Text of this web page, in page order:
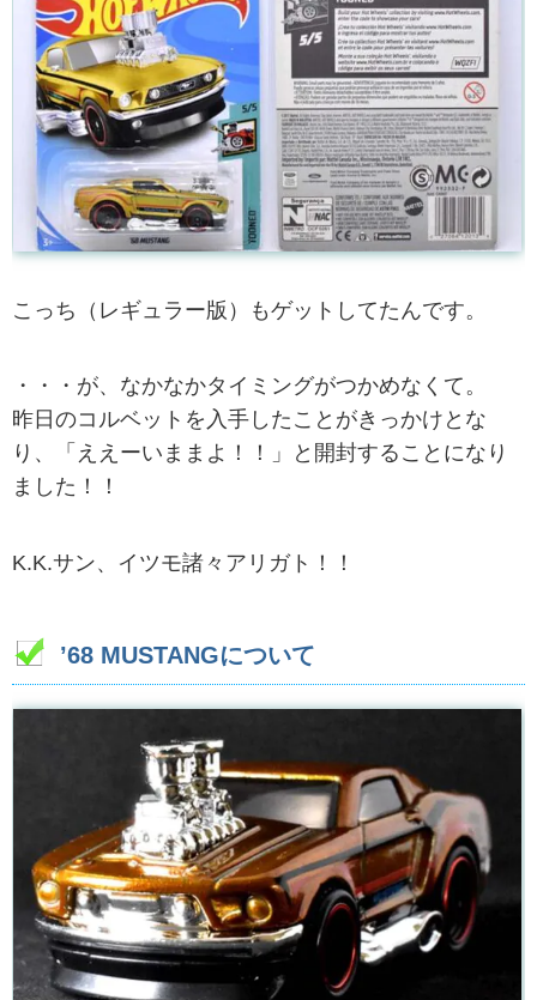
こっち（レギュラー版）もゲットしてたんです。
・・・が、なかなかタイミングがつかめなくて。
昨日のコルベットを入手したことがきっかけとな
り、「ええーいままよ！！」と開封することになり
ました！！
K.K.サン、イツモ諸々アリガト！！
’68 MUSTANGについて